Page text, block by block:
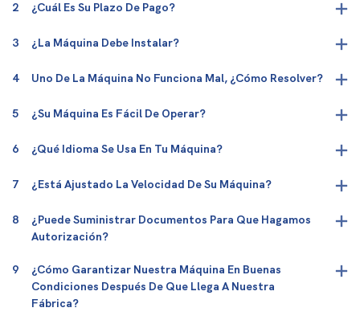
2 ¿Cuál Es Su Plazo De Pago?
3 ¿La Máquina Debe Instalar?
4 Uno De La Máquina No Funciona Mal, ¿cómo Resolver?
5 ¿Su Máquina Es Fácil De Operar?
6 ¿Qué Idioma Se Usa En Tu Máquina?
7 ¿Está Ajustado La Velocidad De Su Máquina?
8
¿Puede Suministrar Documentos Para Que Hagamos
Autorización?
9
¿Cómo Garantizar Nuestra Máquina En Buenas
Condiciones Después De Que Llega A Nuestra
Fábrica?